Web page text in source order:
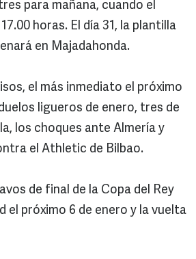
para mañana, cuando el
horas. El día 31, la plantilla
en Majadahonda.
el más inmediato el próximo
ligueros de enero, tres de
los choques ante Almería y
el Athletic de Bilbao.
de final de la Copa del Rey
el próximo 6 de enero y la vuelta